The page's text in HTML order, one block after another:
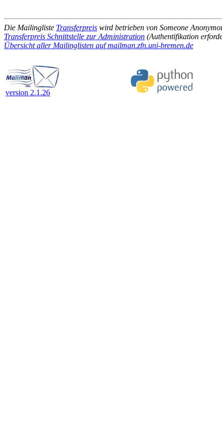
Die Mailingliste Transferpreis wird betrieben von Someone
Transferpreis Schnittstelle zur Administration (Authentifikation
Übersicht aller Mailinglisten auf mailman.zfn.uni-bremen.de
version 2.1.26